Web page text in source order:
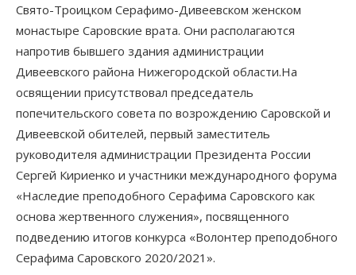
Свято-Троицком Серафимо-Дивеевском женском
монастыре Саровские врата. Они располагаются
напротив бывшего здания администрации
Дивеевского района Нижегородской области.На
освящении присутствовал председатель
попечительского совета по возрождению Саровской и
Дивеевской обителей, первый заместитель
руководителя администрации Президента России
Сергей Кириенко и участники международного форума
«Наследие преподобного Серафима Саровского как
основа жертвенного служения», посвященного
подведению итогов конкурса «Волонтер преподобного
Серафима Саровского 2020/2021».